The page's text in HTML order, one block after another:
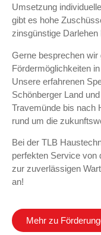
Umsetzung
gibt es hohe
zinsgünstige Darlehen
Gerne besprechen
Fördermöglichkeiten
Unsere erfahrenen
Schönberger Land
Travemünde bis nach
rund um die
Bei der TLB
perfekten Service von
zur zuverlässigen
an!
Mehr zu